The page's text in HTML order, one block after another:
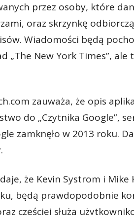
przez osoby, które
oraz skrzynkę
Wiadomości będą
„The New York Times”,
zauważa, że opis
do „Czytnika Google”,
zamknęło w 2013 roku.
że Kevin Systrom i
będą prawdopodobnie
częściej służą